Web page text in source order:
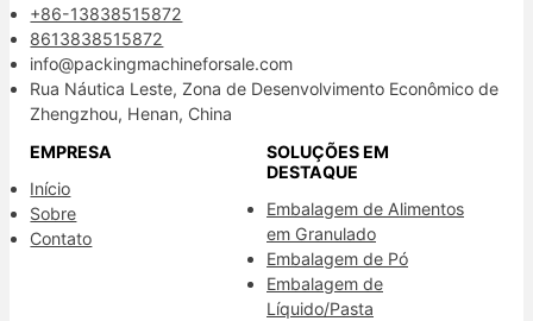
+86-13838515872
8613838515872
info@packingmachineforsale.com
Rua Náutica Leste, Zona de Desenvolvimento Econômico de
Zhengzhou, Henan, China
EMPRESA
Início
Sobre
Contato
SOLUÇÕES EM
DESTAQUE
Embalagem de Alimentos
em Granulado
Embalagem de Pó
Embalagem de
Líquido/Pasta